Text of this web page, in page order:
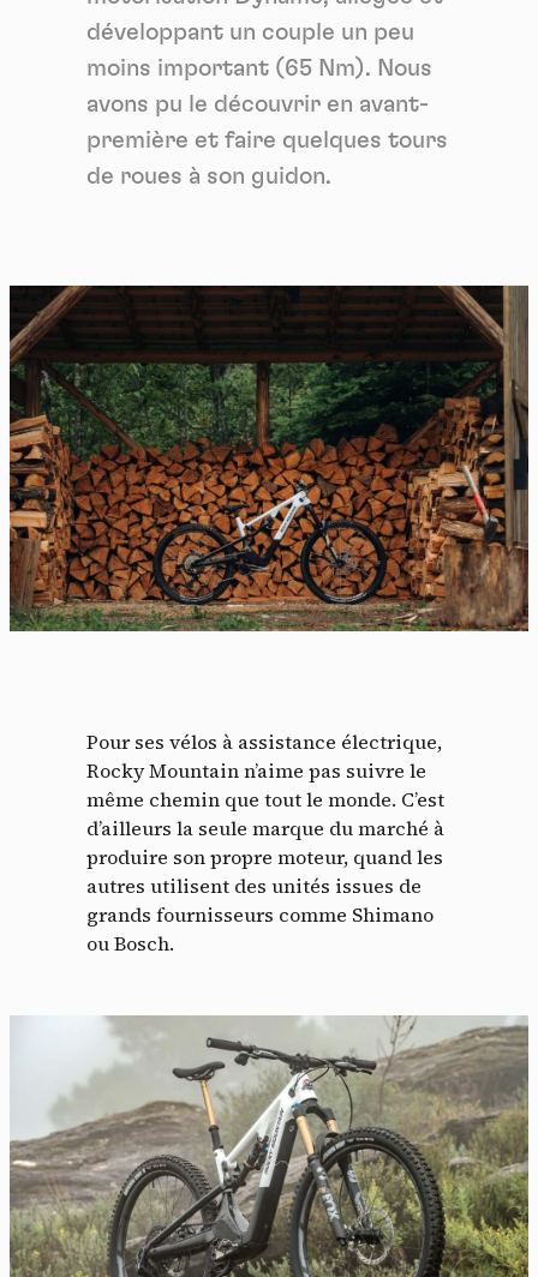
développant un couple un peu
moins important (65 Nm). Nous
avons pu le découvrir en avant-
première et faire quelques tours
de roues à son guidon.
Pour ses vélos à assistance électrique,
Rocky Mountain n’aime pas suivre le
même chemin que tout le monde. C’est
d’ailleurs la seule marque du marché à
produire son propre moteur, quand les
autres utilisent des unités issues de
grands fournisseurs comme Shimano
ou Bosch.